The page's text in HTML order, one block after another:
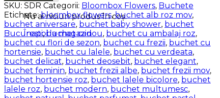
Nu ai niciun produs în coș.
Înapoi la magazin
SKU: SDR Categorii: Bloombox Flowers, Buchete
Etichete:bloombox flowers,buchet alb roz mov,
buchet aniversare, buchet baby shower, buchet
Bucuresti,buchet cadou, buchet cu ambalaj roz,
buchet cu flori de sezon, buchet cu frezii, buchet cu
hortensie, buchet cu lalele, buchet cu verdeata,
buchet delicat, buchet deosebit, buchet elegant,
buchet feminin, buchet frezii albe, buchet frezii mov,
buchet hortensie roz, buchet lalele bicolore, buchet
lalele roz, buchet modern, buchet multumesc,